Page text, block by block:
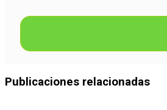
Publicaciones relacionadas